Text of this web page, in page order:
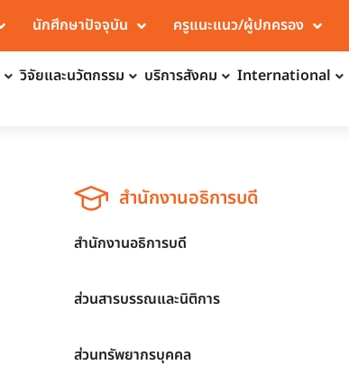
นักศึกษาปัจจุบัน ครูแนะแนว/ผู้ปกครอง
วิจัยและนวัตกรรม บริการสังคม International
สำนักงานอธิการบดี
สำนักงานอธิการบดี
ส่วนสารบรรณและนิติการ
ส่วนทรัพยากรบุคคล